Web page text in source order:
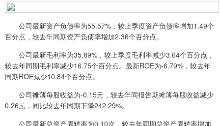
公司最新资产负债率为55.57%，较上季度资产负债率增加1.49个
百分点，较去年同期资产负债率增加2.36个百分点。
公司最新毛利率为35.89%，较上季度毛利率减少3.64个百分点，
较去年同期毛利率减少16.75个百分点。最新ROE为-6.79%，较去年
同期ROE减少10.84个百分点。
公司摊薄每股收益为-0.15元，较去年同报告期摊薄每股收益减少
0.26元，同比较去年同期下降242.29%。
公司最新总资产周转率为0.10次，较去年同期总资产周转率增加